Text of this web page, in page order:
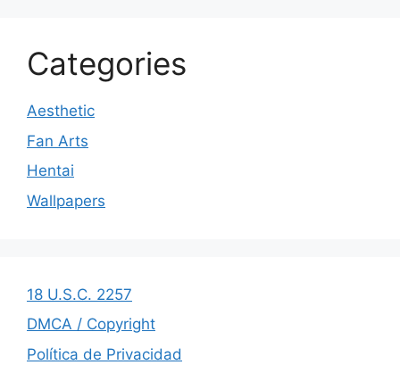
Categories
Aesthetic
Fan Arts
Hentai
Wallpapers
18 U.S.C. 2257
DMCA / Copyright
Política de Privacidad